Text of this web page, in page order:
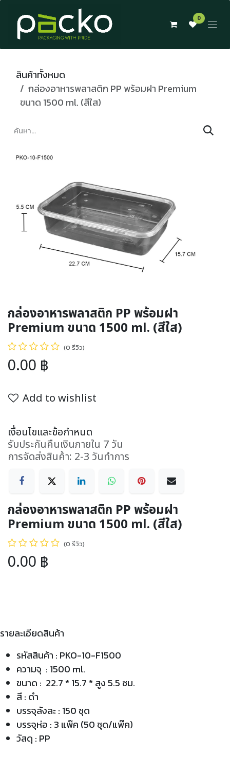
Skip to Content
0
สินค้าทั้งหมด
กล่องอาหารพลาสติก PP พร้อมฝา Premium
ขนาด 1500 ml. (สีใส)
กล่องอาหารพลาสติก PP พร้อมฝา
Premium ขนาด 1500 ml. (สีใส)
(0 รีวิว)
0.00 ฿
Add to wishlist
เงื่อนไขและข้อกำหนด
รับประกันคืนเงินภายใน 7 วัน
การจัดส่งสินค้า: 2-3 วันทำการ
กล่องอาหารพลาสติก PP พร้อมฝา
Premium ขนาด 1500 ml. (สีใส)
(0 รีวิว)
0.00 ฿
รายละเอียดสินค้า
รหัสสินค้า : PKO-10-F1500
ความจุ : 1500 ml.
ขนาด : 22.7 * 15.7 * สูง 5.5 ซม.
สี : ดำ
บรรจุลังละ : 150 ชุด
บรรจุห่อ : 3 แพ๊ค (50 ชุด/แพ๊ค)
วัสดุ : PP